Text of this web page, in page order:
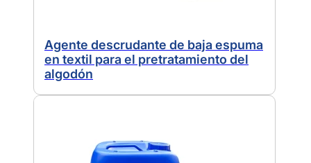
Agente descrudante de baja espuma
en textil para el pretratamiento del
algodón